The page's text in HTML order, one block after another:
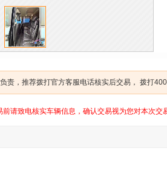
责，推荐拨打官方客服电话核实后交易， 拨打
请致电核实车辆信息，确认交易视为您对本次